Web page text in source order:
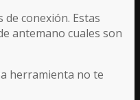
conexión. Estas
antemano cuales son
herramienta no te